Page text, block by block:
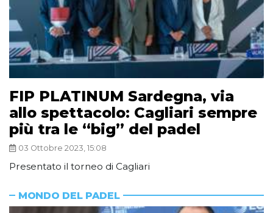
FIP PLATINUM Sardegna, via
allo spettacolo: Cagliari sempre
più tra le “big” del padel
03 Ottobre 2023, 15:08
Presentato il torneo di Cagliari
MONDO DEL PADEL